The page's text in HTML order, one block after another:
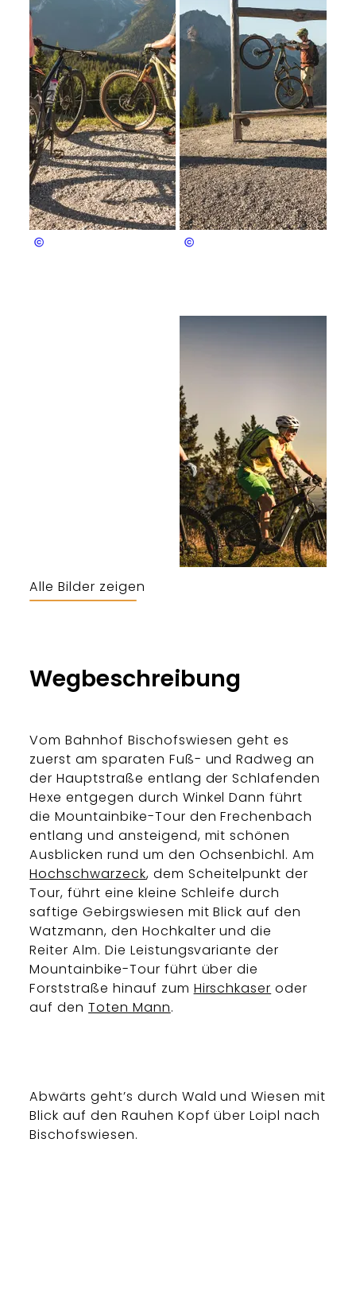
Bergerlebnis Berchtesgaden Bergerlebnis Berchtesgaden
Alle Bilder zeigen
Wegbeschreibung
Vom Bahnhof Bischofswiesen geht es
zuerst am sparaten Fuß- und Radweg an
der Hauptstraße entlang der Schlafenden
Hexe entgegen durch Winkel Dann führt
die Mountainbike-Tour den Frechenbach
entlang und ansteigend, mit schönen
Ausblicken rund um den Ochsenbichl. Am
Hochschwarzeck, dem Scheitelpunkt der
Tour, führt eine kleine Schleife durch
saftige Gebirgswiesen mit Blick auf den
Watzmann, den Hochkalter und die
Reiter Alm. Die Leistungsvariante der
Mountainbike-Tour führt über die
Forststraße hinauf zum Hirschkaser oder
auf denToten Mann.
Abwärts geht’s durch Wald und Wiesen mit
Blick auf den Rauhen Kopf über Loipl nach
Bischofswiesen.